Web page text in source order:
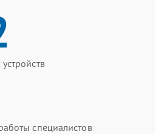
специалистов